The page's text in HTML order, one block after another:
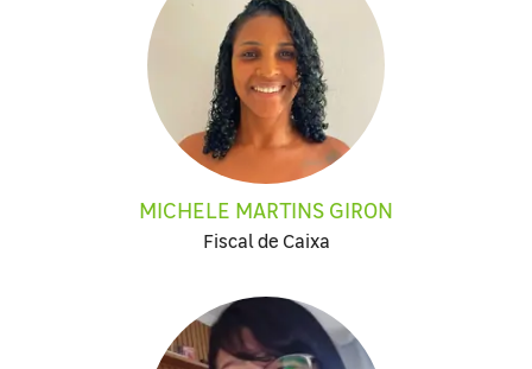
MICHELE MARTINS GIRON
Fiscal de Caixa